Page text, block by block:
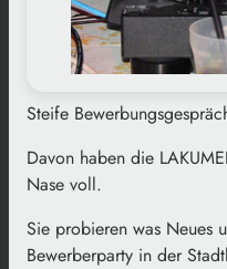
Steife
Davon haben die
Nase voll.
Sie probieren was Neues
Bewerberparty in der